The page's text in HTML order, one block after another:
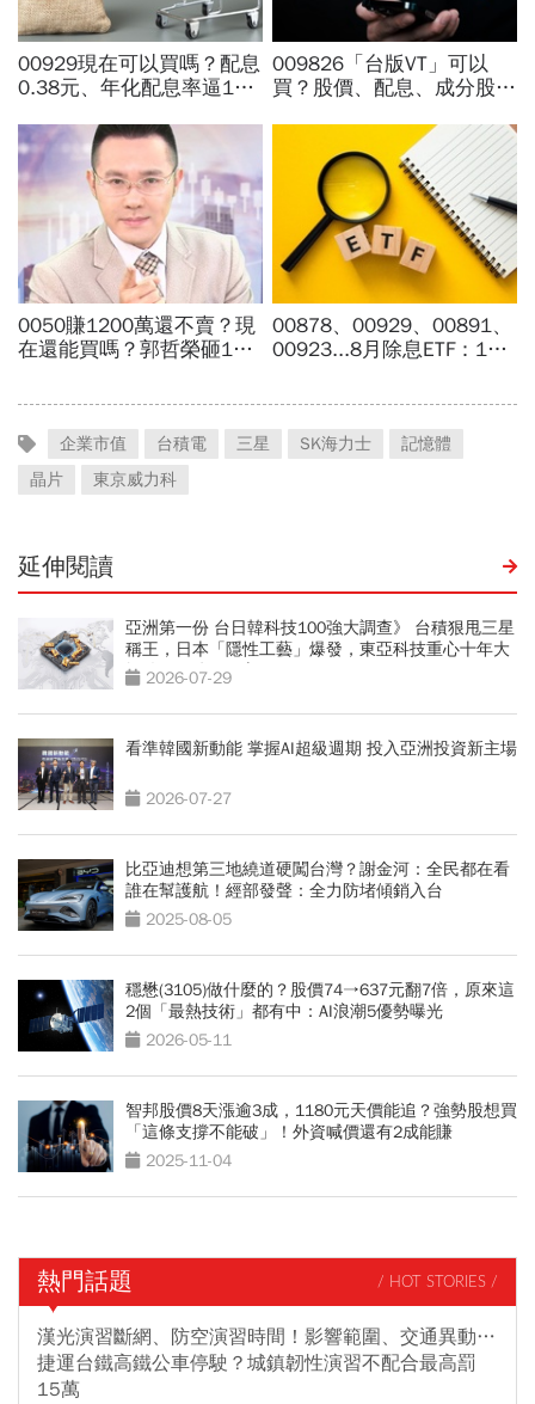
企業市值 台積電 三星 SK海力士
記憶體
晶片
東京威力科
延伸閱讀
亞洲第一份 台日韓科技100強大調查》 台積狠甩三星
稱王，日本「隱性工藝」爆發，東亞科技重心十年大
轉移 AI鏈三國志
2026-07-29
看準韓國新動能 掌握AI超級週期 投入亞洲投資新主場
2026-07-27
比亞迪想第三地繞道硬闖台灣？謝金河：全民都在看
誰在幫護航！經部發聲：全力防堵傾銷入台
2025-08-05
穩懋(3105)做什麼的？股價74→637元翻7倍，原來這
2個「最熱技術」都有中：AI浪潮5優勢曝光
2026-05-11
智邦股價8天漲逾3成，1180元天價能追？強勢股想買
「這條支撐不能破」！外資喊價還有2成能賺
2025-11-04
熱門話題 / HOT STORIES /
漢光演習斷網、防空演習時間！影響範圍、交通異動…
捷運台鐵高鐵公車停駛？城鎮韌性演習不配合最高罰
15萬